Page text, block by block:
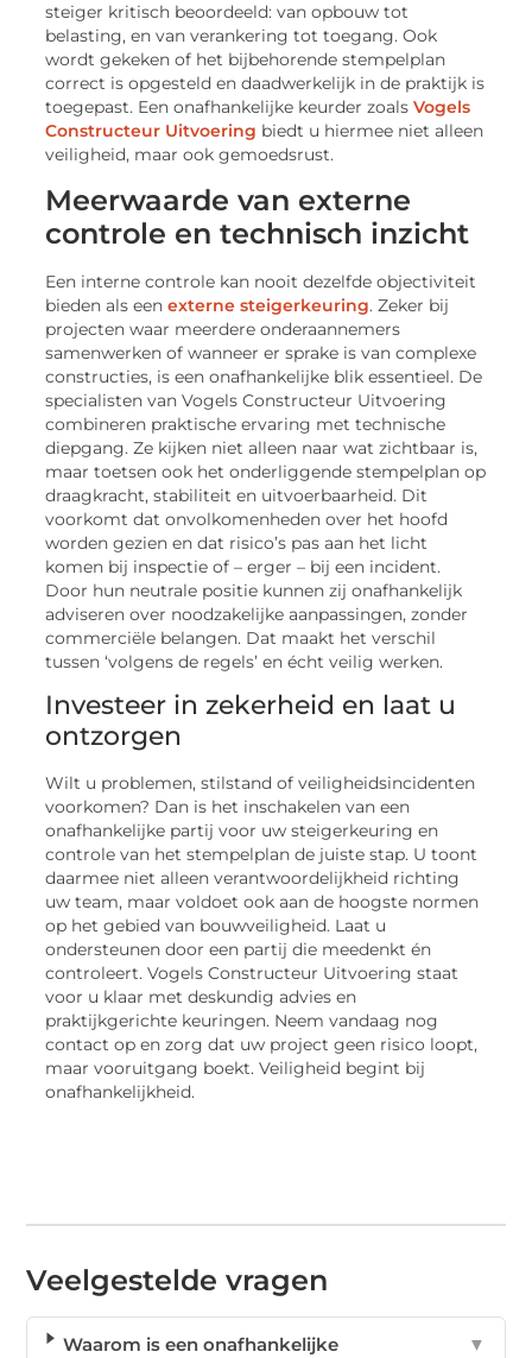
steiger kritisch beoordeeld: van opbouw tot
belasting, en van verankering tot toegang. Ook
wordt gekeken of het bijbehorende stempelplan
correct is opgesteld en daadwerkelijk in de praktijk is
toegepast. Een onafhankelijke keurder zoalsVogels
Constructeur Uitvoering biedt u hiermee niet alleen
veiligheid, maar ook gemoedsrust.
Meerwaarde van externe
controle en technisch inzicht
Een interne controle kan nooit dezelfde objectiviteit
bieden als eenexterne steigerkeuring. Zeker bij
projecten waar meerdere onderaannemers
samenwerken of wanneer er sprake is van complexe
constructies, is een onafhankelijke blik essentieel. De
specialisten van Vogels Constructeur Uitvoering
combineren praktische ervaring met technische
diepgang. Ze kijken niet alleen naar wat zichtbaar is,
maar toetsen ook het onderliggende stempelplan op
draagkracht, stabiliteit en uitvoerbaarheid. Dit
voorkomt dat onvolkomenheden over het hoofd
worden gezien en dat risico’s pas aan het licht
komen bij inspectie of – erger – bij een incident.
Door hun neutrale positie kunnen zij onafhankelijk
adviseren over noodzakelijke aanpassingen, zonder
commerciële belangen. Dat maakt het verschil
tussen ‘volgens de regels’ en écht veilig werken.
Investeer in zekerheid en laat u
ontzorgen
Wilt u problemen, stilstand of veiligheidsincidenten
voorkomen? Dan is het inschakelen van een
onafhankelijke partij voor uw steigerkeuring en
controle van het stempelplan de juiste stap. U toont
daarmee niet alleen verantwoordelijkheid richting
uw team, maar voldoet ook aan de hoogste normen
op het gebied van bouwveiligheid. Laat u
ondersteunen door een partij die meedenkt én
controleert. Vogels Constructeur Uitvoering staat
voor u klaar met deskundig advies en
praktijkgerichte keuringen. Neem vandaag nog
contact op en zorg dat uw project geen risico loopt,
maar vooruitgang boekt. Veiligheid begint bij
onafhankelijkheid.
Veelgestelde vragen
Waarom is een onafhankelijke
▼